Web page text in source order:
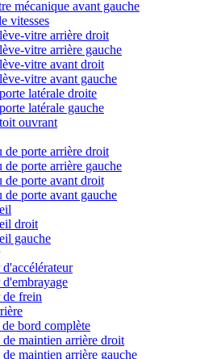
mécanique avant gauche
vitesses
vitre arrière droit
vitre arrière gauche
vitre avant droit
vitre avant gauche
latérale droite
latérale gauche
ouvrant
de porte arrière droit
de porte arrière gauche
de porte avant droit
de porte avant gauche
droit
gauche
d'embrayage
de frein
bord complète
de maintien arrière droit
de maintien arrière gauche